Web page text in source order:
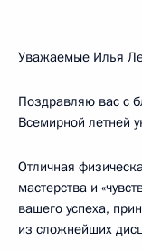
Уважаемые Илья
Поздравляю вас с
Всемирной летней
Отличная
мастерства и
вашего успеха,
из сложнейших